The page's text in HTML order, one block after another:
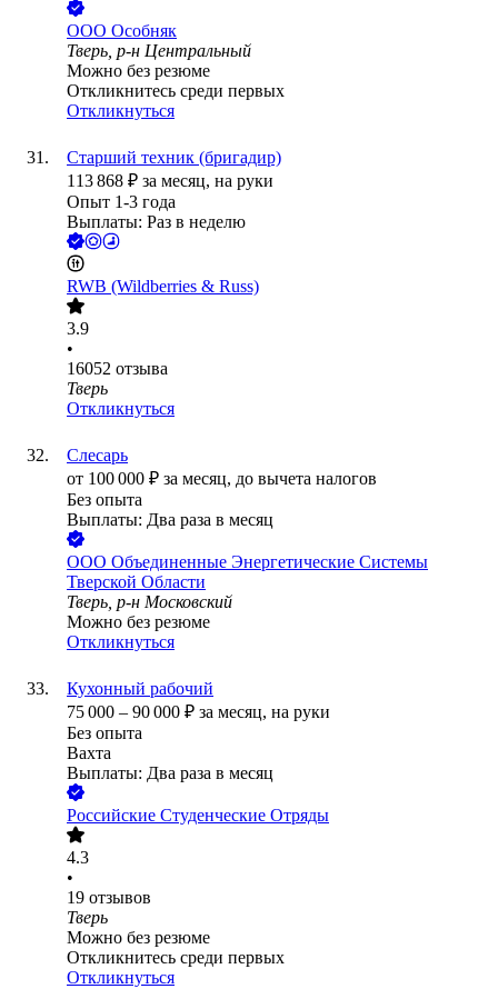
ООО Особняк
Тверь, р-н Центральный
Можно без резюме
Откликнитесь среди первых
Откликнуться
Старший техник (бригадир)
113 868 ₽ за месяц, на руки
Опыт 1-3 года
Выплаты: Раз в неделю
RWB (Wildberries & Russ)
3.9
•
16052 отзыва
Тверь
Откликнуться
Слесарь
от 100 000 ₽ за месяц, до вычета налогов
Без опыта
Выплаты: Два раза в месяц
ООО Объединенные Энергетические Системы
Тверской Области
Тверь, р-н Московский
Можно без резюме
Откликнуться
Кухонный рабочий
75 000 – 90 000 ₽ за месяц, на руки
Без опыта
Вахта
Выплаты: Два раза в месяц
Российские Студенческие Отряды
4.3
•
19 отзывов
Тверь
Можно без резюме
Откликнитесь среди первых
Откликнуться